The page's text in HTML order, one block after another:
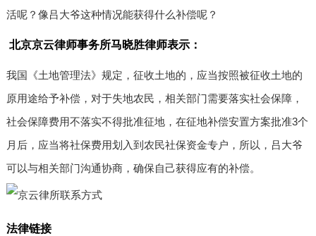
活呢？像吕大爷这种情况能获得什么补偿呢？
北京京云律师事务所马晓胜律师表示：
我国《土地管理法》规定，征收土地的，应当按照被征收土地的
原用途给予补偿，对于失地农民，相关部门需要落实社会保障，
社会保障费用不落实不得批准征地，在征地补偿安置方案批准3个
月后，应当将社保费用划入到农民社保资金专户，所以，吕大爷
可以与相关部门沟通协商，确保自己获得应有的补偿。
法律链接